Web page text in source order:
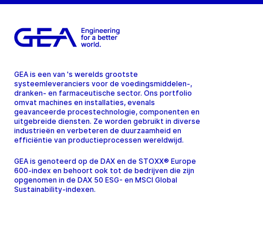
GEA is een van 's werelds grootste
systeemleveranciers voor de voedingsmiddelen-,
dranken- en farmaceutische sector. Ons portfolio
omvat machines en installaties, evenals
geavanceerde procestechnologie, componenten en
uitgebreide diensten. Ze worden gebruikt in diverse
industrieën en verbeteren de duurzaamheid en
efficiëntie van productieprocessen wereldwijd.
GEA is genoteerd op de DAX en de STOXX® Europe
600-index en behoort ook tot de bedrijven die zijn
opgenomen in de DAX 50 ESG- en MSCI Global
Sustainability-indexen.